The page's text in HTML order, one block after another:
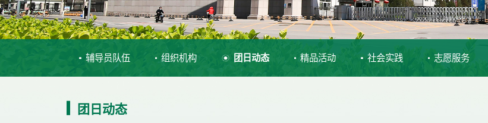
辅导员队伍 组织机构 团日动态 精品活动 社会实践 志愿服务
团日动态